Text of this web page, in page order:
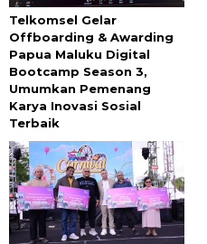
Telkomsel Gelar
Offboarding & Awarding
Papua Maluku Digital
Bootcamp Season 3,
Umumkan Pemenang
Karya Inovasi Sosial
Terbaik